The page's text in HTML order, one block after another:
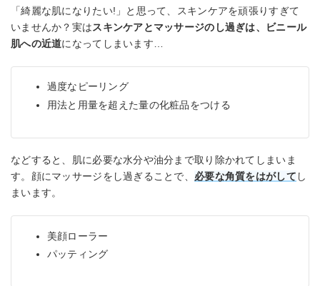
「綺麗な肌になりたい!」と思って、スキンケアを頑張りすぎて
いませんか？実はスキンケアとマッサージのし過ぎは、ビニール
肌への近道になってしまいます…
過度なピーリング
用法と用量を超えた量の化粧品をつける
などすると、肌に必要な水分や油分まで取り除かれてしまいま
す。顔にマッサージをし過ぎることで、 必要な角質をはがして し
まいます。
美顔ローラー
パッティング